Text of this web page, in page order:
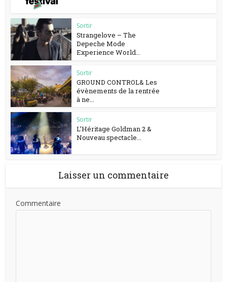
Sortir
Strangelove – The
Depeche Mode
Experience World...
Sortir
GROUND CONTROL& Les
évènements de la rentrée
à ne...
Sortir
L’Héritage Goldman 2 &
Nouveau spectacle...
Laisser un commentaire
Commentaire